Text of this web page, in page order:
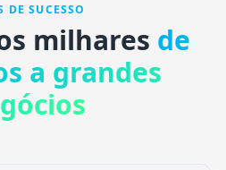
DE SUCESSO
milhares de
a grandes